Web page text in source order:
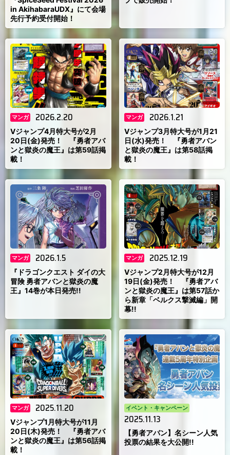
in AkihabaraUDX』にて会場
先行予約受付開始！
マンガ 2026.2.20
Vジャンプ4月特大号が2月
20日(金)発売！ 『勇者アバ
ンと獄炎の魔王』は第59話掲
載！
マンガ 2026.1.21
Vジャンプ3月特大号が1月21
日(水)発売！ 『勇者アバン
と獄炎の魔王』は第58話掲
載！
マンガ 2026.1.5
『ドラゴンクエスト ダイの大
冒険 勇者アバンと獄炎の魔
王』14巻が本日発売!!
マンガ 2025.12.19
Vジャンプ2月特大号が12月
19日(金)発売！ 『勇者アバ
ンと獄炎の魔王』は第57話か
ら新章「ベルクス撃滅編」開
幕!!
マンガ 2025.11.20
Vジャンプ1月特大号が11月
20日(木)発売！ 『勇者アバ
ンと獄炎の魔王』は第56話掲
載！
イベント・キャンペーン
2025.11.13
【勇者アバン】名シーン人気
投票の結果を大公開!!